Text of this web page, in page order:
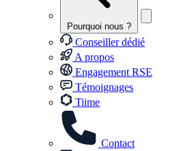
Pourquoi nous ?
Conseiller dédié
A propos
Engagement RSE
Témoignages
Tiime
Contact